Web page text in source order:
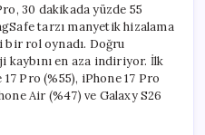
30 dakikada yüzde 55
tarzı manyetik hizalama
bir rol oynadı. Doğru
en aza indiriyor. İlk
Pro (%55), iPhone 17 Pro
Air (%47) ve Galaxy S26